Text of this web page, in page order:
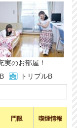
実のお部屋！
トリプルB
門限 喫煙情報